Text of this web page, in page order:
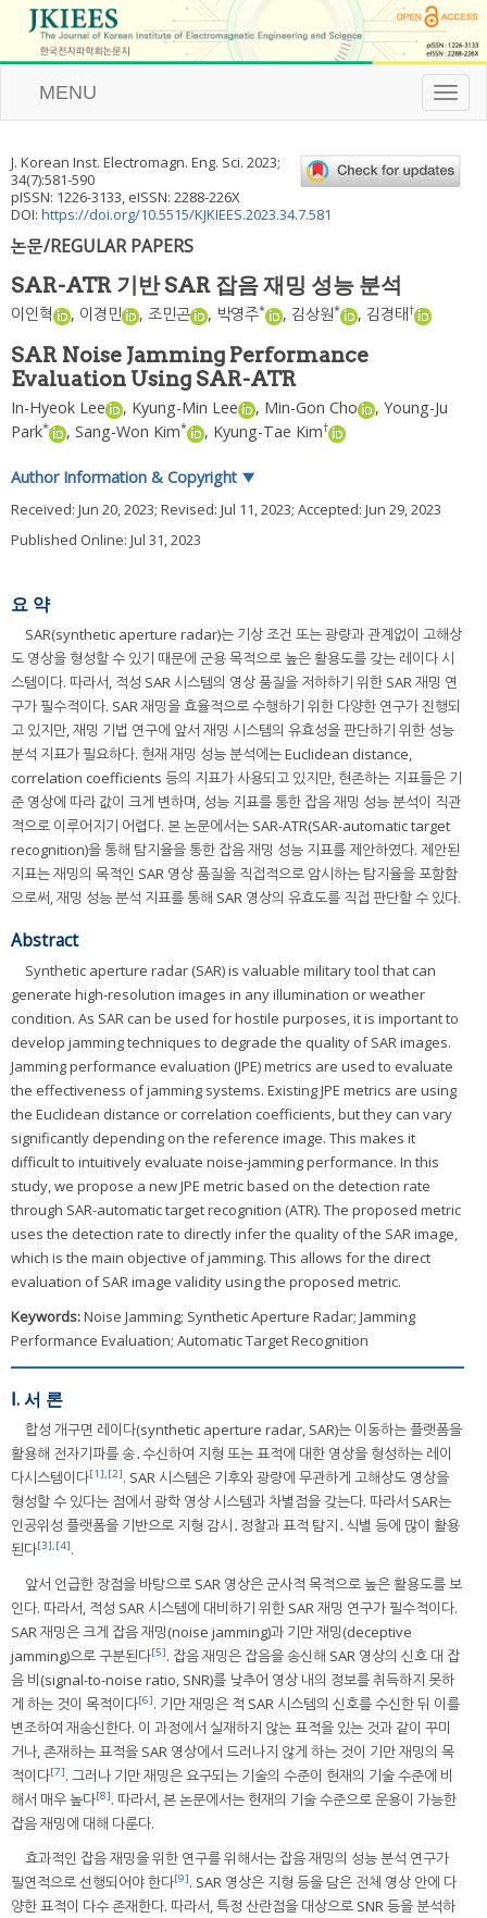
T
o
l
e
MENU
J. Korean Inst. Electromagn. Eng. Sci. 2023;
34(7):581-590
pISSN: 1226-3133, eISSN: 2288-226X
DOI: https://doi.org/10.5515/KJKIEES.2023.34.7.581
논문/REGULAR PAPERS
SAR-ATR 기반 SAR 잡음 재밍 성능 분석
이인혁 , 이경민 , 조민곤 , 박영주* , 김상원* , 김경태†
SAR Noise Jamming Performance
Evaluation Using SAR-ATR
In-Hyeok Lee , Kyung-Min Lee , Min-Gon Cho , Young-Ju
Park* , Sang-Won Kim* , Kyung-Tae Kim†
Author Information & Copyright ▼
Received: Jun 20, 2023; Revised: Jul 11, 2023; Accepted: Jun 29, 2023
Published Online: Jul 31, 2023
요 약
SAR(synthetic aperture radar)는 기상 조건 또는 광량과 관계없이 고해상
도 영상을 형성할 수 있기 때문에 군용 목적으로 높은 활용도를 갖는 레이다 시
스템이다. 따라서, 적성 SAR 시스템의 영상 품질을 저하하기 위한 SAR 재밍 연
구가 필수적이다. SAR 재밍을 효율적으로 수행하기 위한 다양한 연구가 진행되
고 있지만, 재밍 기법 연구에 앞서 재밍 시스템의 유효성을 판단하기 위한 성능
분석 지표가 필요하다. 현재 재밍 성능 분석에는 Euclidean distance,
correlation coefficients 등의 지표가 사용되고 있지만, 현존하는 지표들은 기
준 영상에 따라 값이 크게 변하며, 성능 지표를 통한 잡음 재밍 성능 분석이 직관
적으로 이루어지기 어렵다. 본 논문에서는 SAR-ATR(SAR-automatic target
recognition)을 통해 탐지율을 통한 잡음 재밍 성능 지표를 제안하였다. 제안된
지표는 재밍의 목적인 SAR 영상 품질을 직접적으로 암시하는 탐지율을 포함함
으로써, 재밍 성능 분석 지표를 통해 SAR 영상의 유효도를 직접 판단할 수 있다.
Abstract
Synthetic aperture radar (SAR) is valuable military tool that can
generate high-resolution images in any illumination or weather
condition. As SAR can be used for hostile purposes, it is important to
develop jamming techniques to degrade the quality of SAR images.
Jamming performance evaluation (JPE) metrics are used to evaluate
the effectiveness of jamming systems. Existing JPE metrics are using
the Euclidean distance or correlation coefficients, but they can vary
significantly depending on the reference image. This makes it
difficult to intuitively evaluate noise-jamming performance. In this
study, we propose a new JPE metric based on the detection rate
through SAR-automatic target recognition (ATR). The proposed metric
uses the detection rate to directly infer the quality of the SAR image,
which is the main objective of jamming. This allows for the direct
evaluation of SAR image validity using the proposed metric.
Keywords:Noise Jamming; Synthetic Aperture Radar; Jamming
Performance Evaluation; Automatic Target Recognition
Ⅰ. 서 론
합성 개구면 레이다(synthetic aperture radar, SAR)는 이동하는 플랫폼을
활용해 전자기파를 송․수신하여 지형 또는 표적에 대한 영상을 형성하는 레이
다시스템이다[1],[2]. SAR 시스템은 기후와 광량에 무관하게 고해상도 영상을
형성할 수 있다는 점에서 광학 영상 시스템과 차별점을 갖는다. 따라서 SAR는
인공위성 플랫폼을 기반으로 지형 감시․정찰과 표적 탐지․식별 등에 많이 활용
된다[3],[4].
앞서 언급한 장점을 바탕으로 SAR 영상은 군사적 목적으로 높은 활용도를 보
인다. 따라서, 적성 SAR 시스템에 대비하기 위한 SAR 재밍 연구가 필수적이다.
SAR 재밍은 크게 잡음 재밍(noise jamming)과 기만 재밍(deceptive
jamming)으로 구분된다[5]. 잡음 재밍은 잡음을 송신해 SAR 영상의 신호 대 잡
음 비(signal-to-noise ratio, SNR)를 낮추어 영상 내의 정보를 취득하지 못하
게 하는 것이 목적이다[6]. 기만 재밍은 적 SAR 시스템의 신호를 수신한 뒤 이를
변조하여 재송신한다. 이 과정에서 실재하지 않는 표적을 있는 것과 같이 꾸미
거나, 존재하는 표적을 SAR 영상에서 드러나지 않게 하는 것이 기만 재밍의 목
적이다[7]. 그러나 기만 재밍은 요구되는 기술의 수준이 현재의 기술 수준에 비
해서 매우 높다[8]. 따라서, 본 논문에서는 현재의 기술 수준으로 운용이 가능한
잡음 재밍에 대해 다룬다.
효과적인 잡음 재밍을 위한 연구를 위해서는 잡음 재밍의 성능 분석 연구가
필연적으로 선행되어야 한다[9]. SAR 영상은 지형 등을 담은 전체 영상 안에 다
양한 표적이 다수 존재한다. 따라서, 특정 산란점을 대상으로 SNR 등을 분석하